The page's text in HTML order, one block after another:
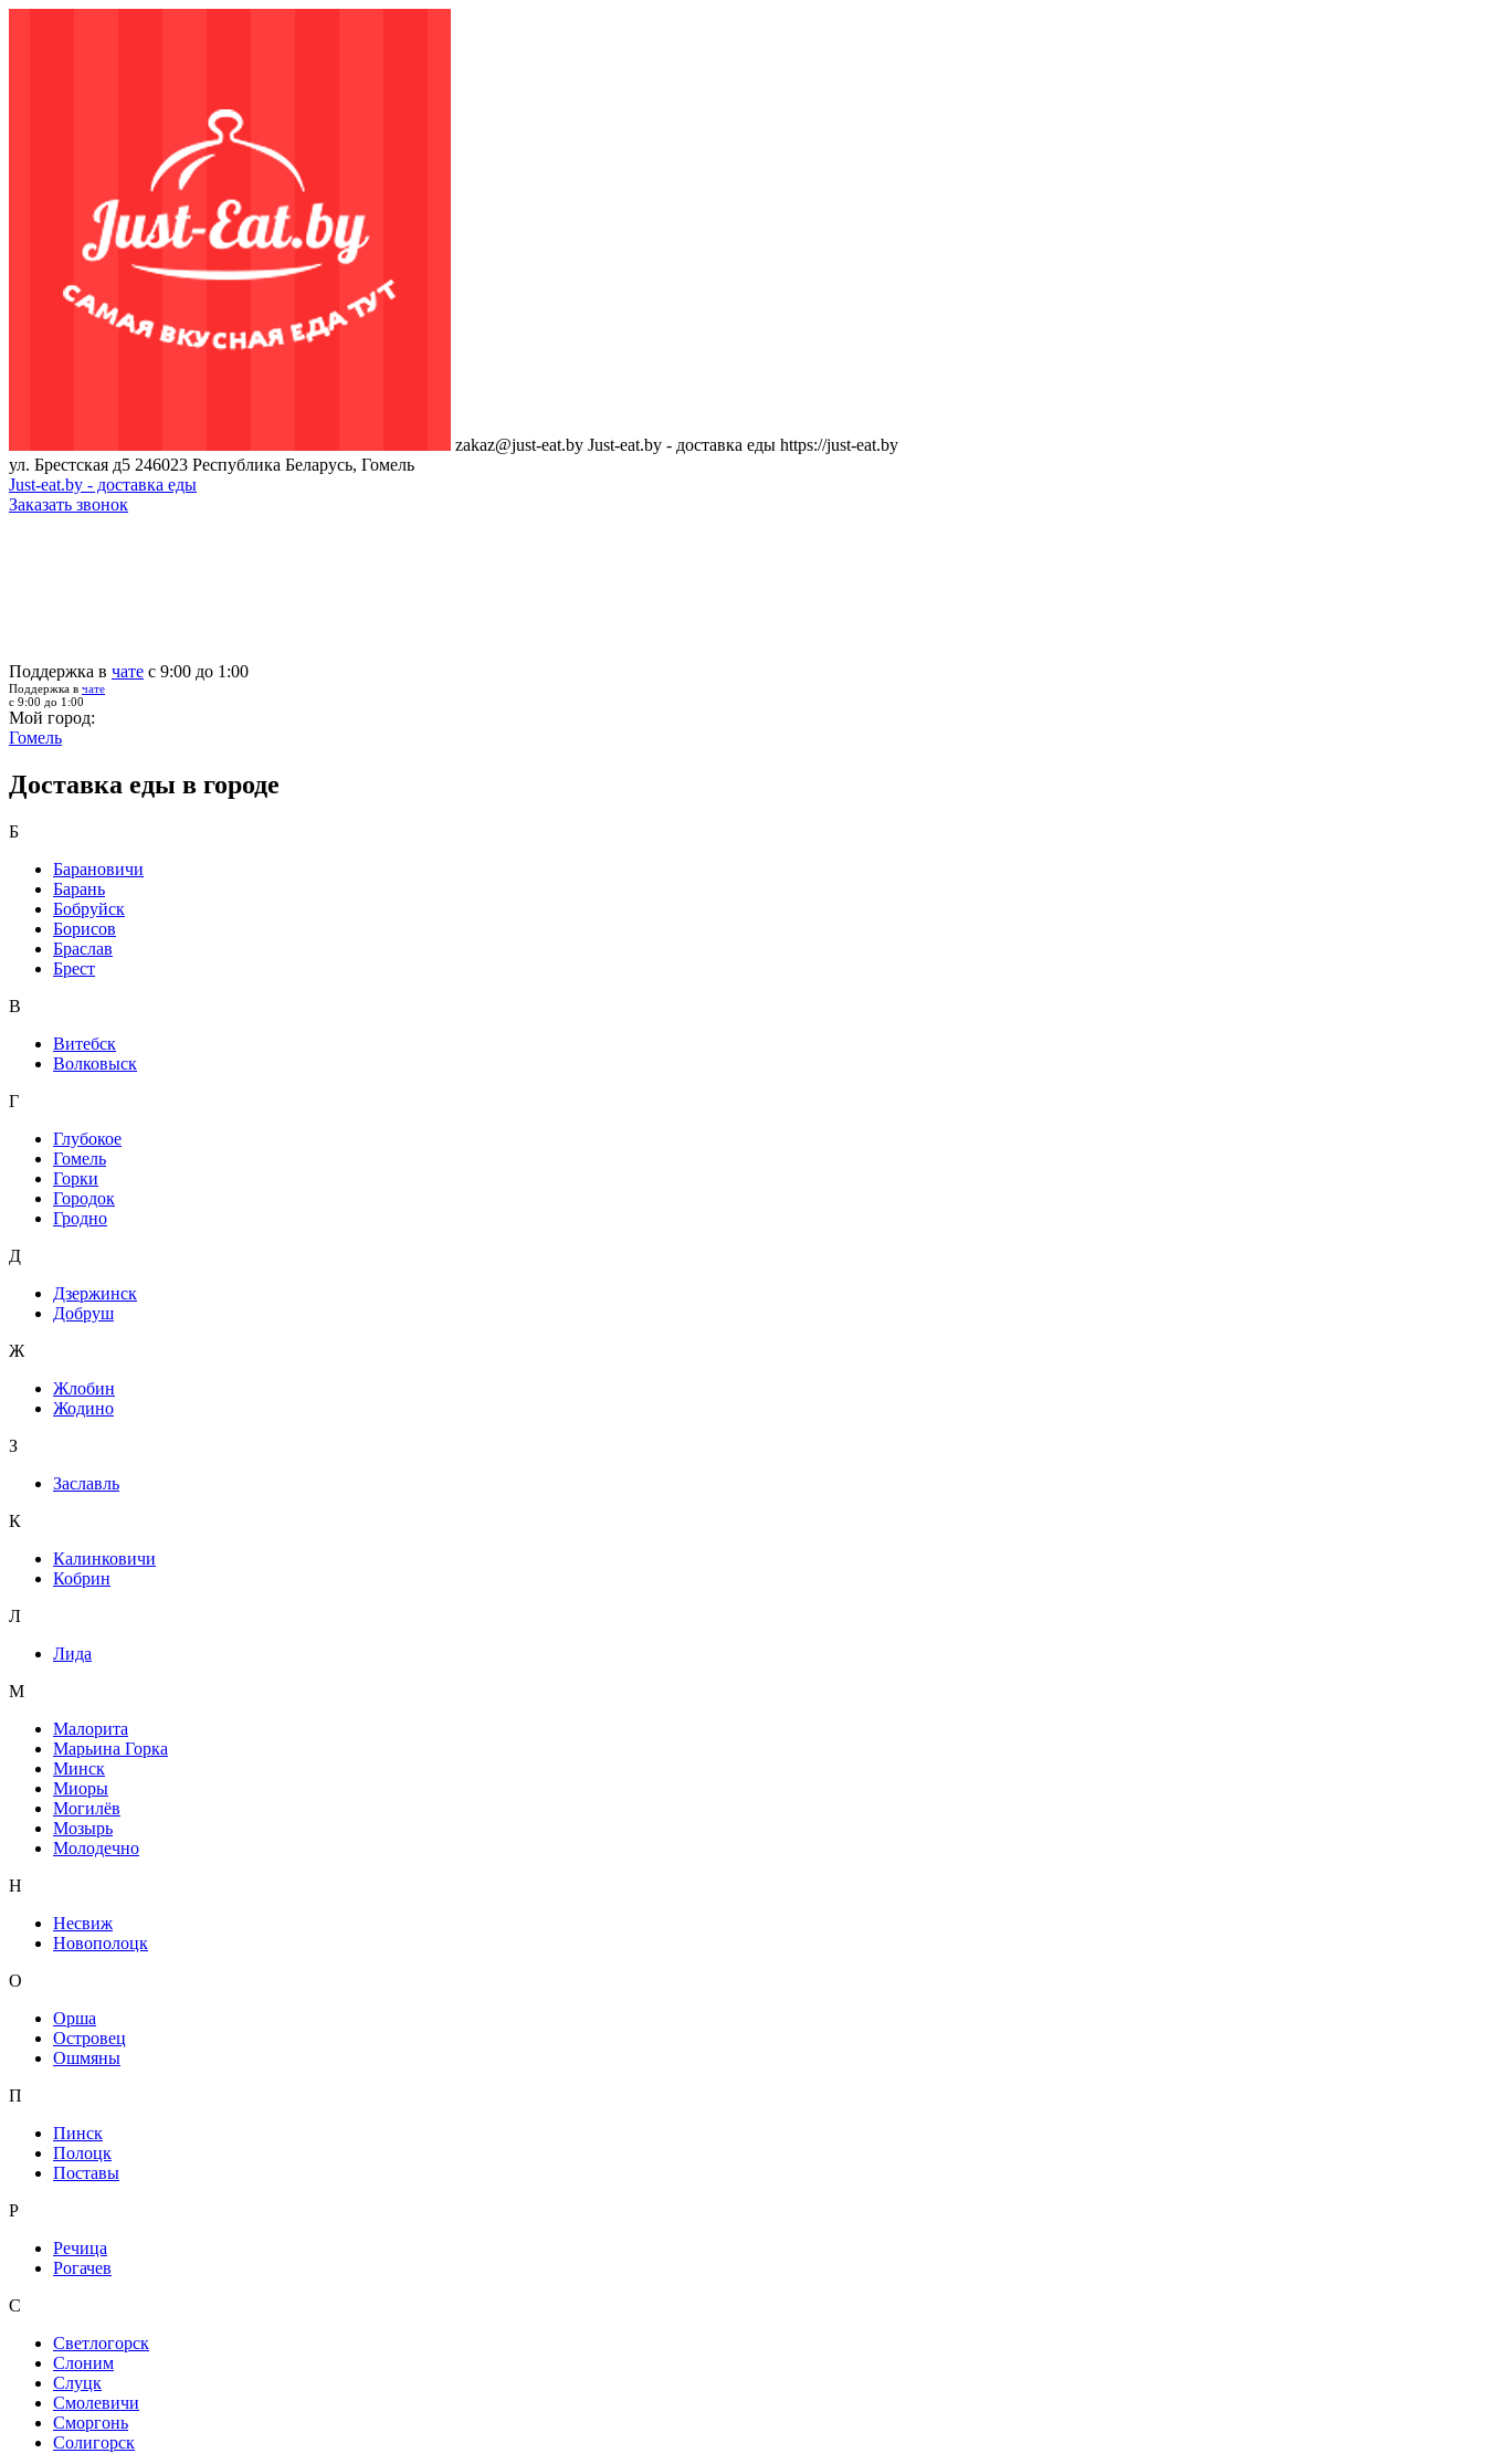
zakaz@just-eat.by Just-eat.by - доставка еды https://just-eat.by
ул. Брестская д5 246023 Республика Беларусь, Гомель
Just-eat.by - доставка еды
Заказать звонок
Поддержка в чате с 9:00 до 1:00
Поддержка в чате
с 9:00 до 1:00
Мой город:
Гомель
Доставка еды в городе
Б
Барановичи
Барань
Бобруйск
Борисов
Браслав
Брест
В
Витебск
Волковыск
Г
Глубокое
Гомель
Горки
Городок
Гродно
Д
Дзержинск
Добруш
Ж
Жлобин
Жодино
З
Заславль
К
Калинковичи
Кобрин
Л
Лида
М
Малорита
Марьина Горка
Минск
Миоры
Могилёв
Мозырь
Молодечно
Н
Несвиж
Новополоцк
О
Орша
Островец
Ошмяны
П
Пинск
Полоцк
Поставы
Р
Речица
Рогачев
С
Светлогорск
Слоним
Слуцк
Смолевичи
Сморгонь
Солигорск